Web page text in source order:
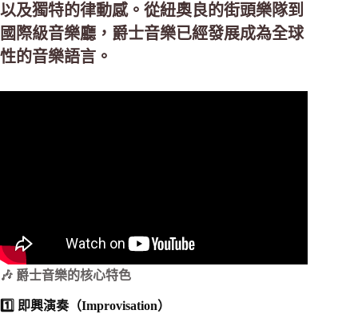
以及獨特的律動感。從紐奧良的街頭樂隊到
國際級音樂廳，爵士音樂已經發展成為全球
性的音樂語言。
🎶 爵士音樂的核心特色
1️⃣ 即興演奏（Improvisation）